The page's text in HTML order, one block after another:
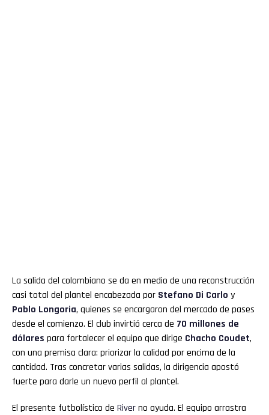
La salida del colombiano se da en medio de una reconstrucción
casi total del plantel encabezada por Stefano Di Carlo y
Pablo Longoria, quienes se encargaron del mercado de pases
desde el comienzo. El club invirtió cerca de 70 millones de
dólares para fortalecer el equipo que dirige Chacho Coudet,
con una premisa clara: priorizar la calidad por encima de la
cantidad. Tras concretar varias salidas, la dirigencia apostó
fuerte para darle un nuevo perfil al plantel.
El presente futbolístico de Riverno ayuda. El equipo arrastra